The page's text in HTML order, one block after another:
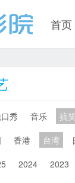
首页
秀 音乐 搞笑
香港 台湾
2024 2023